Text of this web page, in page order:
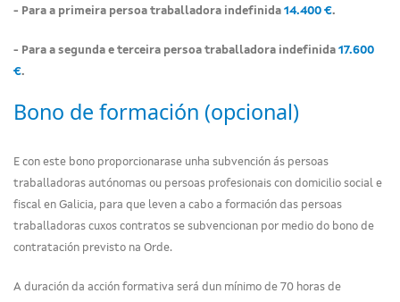
- Para a primeira persoa traballadora indefinida 14.400 €.
- Para a segunda e terceira persoa traballadora indefinida 17.600
€.
Bono de formación (opcional)
E con este bono proporcionarase unha subvención ás persoas
traballadoras autónomas ou persoas profesionais con domicilio social e
fiscal en Galicia, para que leven a cabo a formación das persoas
traballadoras cuxos contratos se subvencionan por medio do bono de
contratación previsto na Orde.
A duración da acción formativa será dun mínimo de 70 horas de